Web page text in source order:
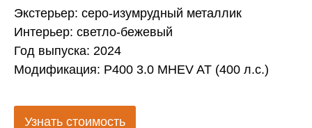
Экстерьер: сеpo-изумрудный металлик
Интерьер: светло-бежевый
Год выпуска: 2024
Модификация: P400 3.0 MHEV AT (400 л.с.)
Узнать стоимость